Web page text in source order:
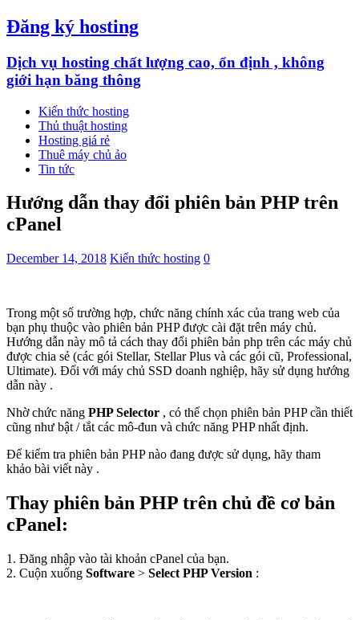
Đăng ký hosting
Dịch vụ hosting chất lượng cao, ổn định , không
giới hạn băng thông
Kiến thức hosting
Thủ thuật hosting
Hosting giá rẻ
Thuê máy chủ ảo
Tin tức
Hướng dẫn thay đổi phiên bản PHP trên
cPanel
December 14, 2018 Kiến thức hosting 0
Trong một số trường hợp, chức năng chính xác của trang web của
bạn phụ thuộc vào phiên bản PHP được cài đặt trên máy chủ.
Hướng dẫn này mô tả cách thay đổi phiên bản php trên các máy chủ
được chia sẻ (các gói Stellar, Stellar Plus và các gói cũ, Professional,
Ultimate). Đối với máy chủ SSD doanh nghiệp, hãy sử dụng hướng
dẫn này .
Nhờ chức năng PHP Selector , có thể chọn phiên bản PHP cần thiết
cũng như bật / tắt các mô-đun và chức năng PHP nhất định.
Để kiểm tra phiên bản PHP nào đang được sử dụng, hãy tham
khảo bài viết này .
Thay phiên bản PHP trên chủ đề cơ bản
cPanel:
1. Đăng nhập vào tài khoản cPanel của bạn.
2. Cuộn xuống Software > Select PHP Version :